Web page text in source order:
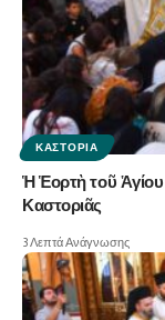
ΚΑΣΤΟΡΙΆ
Ἡ Ἑορτὴ τοῦ Ἁγίου
Καστοριᾶς
3 Λεπτά Ανάγνωσης